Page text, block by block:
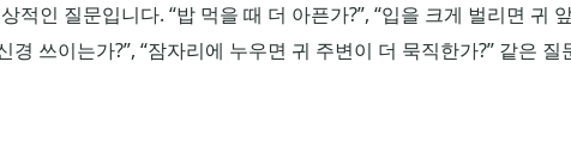
인 질문입니다. “밥 먹을 때 더 아픈가?”, “입을 크게 벌리면 귀
쓰이는가?”, “잠자리에 누우면 귀 주변이 더 묵직한가?” 같은 질